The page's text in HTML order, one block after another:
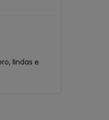
lindas e